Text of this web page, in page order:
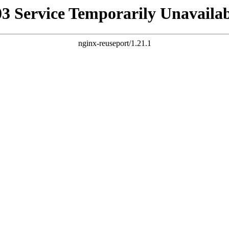
Service Temporarily
nginx-reuseport/1.21.1